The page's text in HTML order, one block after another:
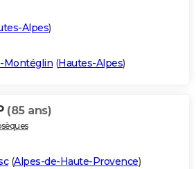
Alpes)
Montéglin (Hautes-Alpes)
(85 ans)
(Alpes-de-Haute-Provence)